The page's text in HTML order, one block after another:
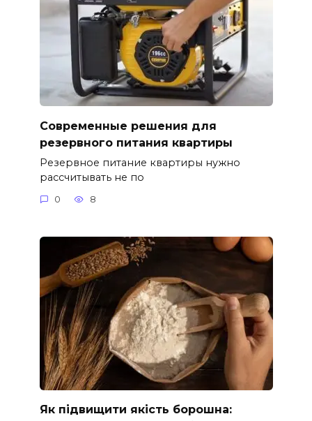
Современные решения для
резервного питания квартиры
Резервное питание квартиры нужно
рассчитывать не по
0 8
Як підвищити якість борошна: